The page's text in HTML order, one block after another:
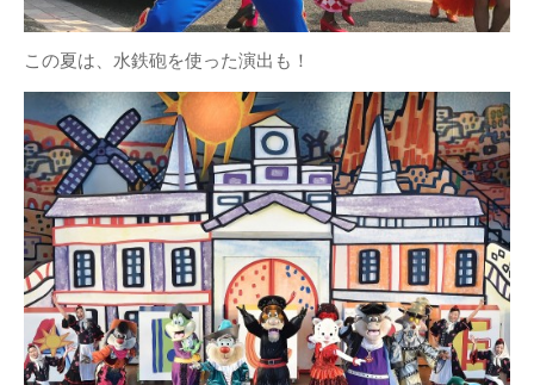
この夏は、水鉄砲を使った演出も！